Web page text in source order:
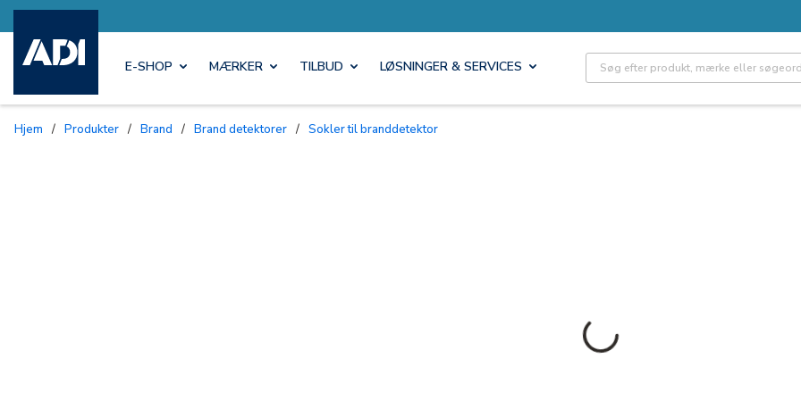
E-SHOP MÆRKER TILBUD LØSNINGER & SERVICES Site Search
Hjem / Produkter / Brand / Brand detektorer / Sokler til branddetektor